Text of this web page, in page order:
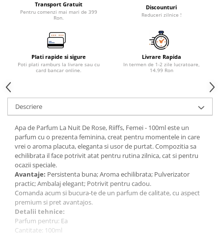
Transport Gratuit
Pentru comenzi mai mari de 399
Ron.
Discounturi
Reduceri zilnice !
Plati rapide si sigure
Poti plati ramburs la livrare sau cu
card bancar online.
Livrare Rapida
In termen de 1-2 zile lucratoare,
14.99 Ron
Descriere
Apa de Parfum La Nuit De Rose, Riiffs, Femei - 100ml este un
parfum cu o prezenta feminina, creat pentru momentele in care
vrei o aroma placuta, eleganta si usor de purtat. Compozitia sa
echilibrata il face potrivit atat pentru rutina zilnica, cat si pentru
ocazii speciale.
Avantaje: Persistenta buna; Aroma echilibrata; Pulverizator
practic; Ambalaj elegant; Potrivit pentru cadou.
Comanda acum si bucura-te de un parfum de calitate, cu aspect
premium si pret avantajos.
Detalii tehnice:
Parfum pentru: Ea
Cantitate: 100ml